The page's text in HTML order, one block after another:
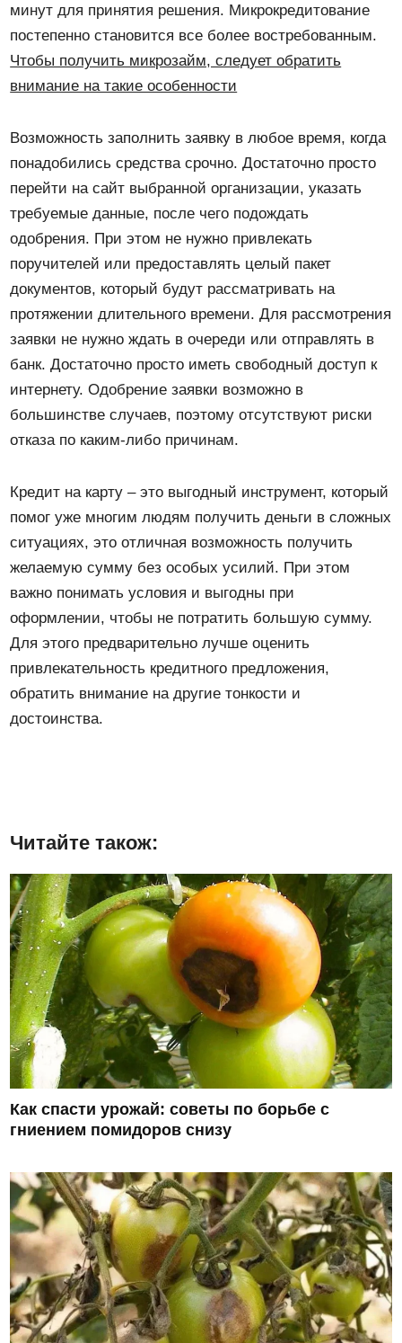
минут для принятия решения. Микрокредитование
постепенно становится все более востребованным.
Чтобы получить микрозайм, следует обратить
внимание на такие особенности
Возможность заполнить заявку в любое время, когда
понадобились средства срочно. Достаточно просто
перейти на сайт выбранной организации, указать
требуемые данные, после чего подождать
одобрения. При этом не нужно привлекать
поручителей или предоставлять целый пакет
документов, который будут рассматривать на
протяжении длительного времени. Для рассмотрения
заявки не нужно ждать в очереди или отправлять в
банк. Достаточно просто иметь свободный доступ к
интернету. Одобрение заявки возможно в
большинстве случаев, поэтому отсутствуют риски
отказа по каким-либо причинам.
Кредит на карту – это выгодный инструмент, который
помог уже многим людям получить деньги в сложных
ситуациях, это отличная возможность получить
желаемую сумму без особых усилий. При этом
важно понимать условия и выгодны при
оформлении, чтобы не потратить большую сумму.
Для этого предварительно лучше оценить
привлекательность кредитного предложения,
обратить внимание на другие тонкости и
достоинства.
Читайте також:
Как спасти урожай: советы по борьбе с
гниением помидоров снизу